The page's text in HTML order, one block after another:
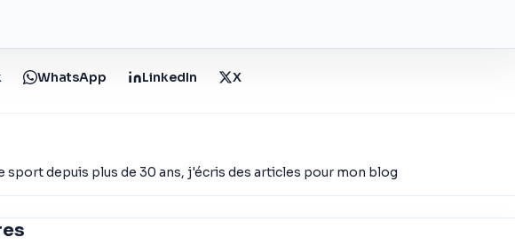
WhatsApp LinkedIn X
sport depuis plus de 30 ans, j'écris des articles pour mon blog